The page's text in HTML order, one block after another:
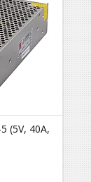
(5V, 40A,